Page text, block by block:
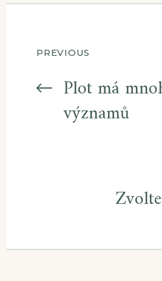
Navigace
pro
příspěvek
PREVIOUS
Plot má
významů